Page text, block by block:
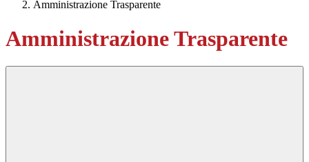
Amministrazione Trasparente
Amministrazione Trasparente